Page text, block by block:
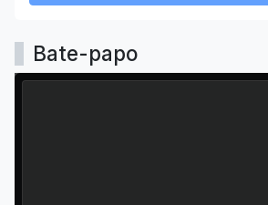
Bate-papo